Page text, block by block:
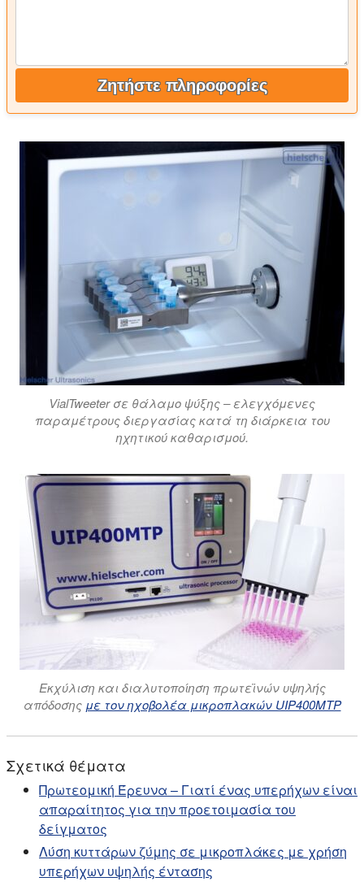
Ζητήστε πληροφορίες
VialTweeter σε θάλαμο ψύξης – ελεγχόμενες
παραμέτρους διεργασίας κατά τη διάρκεια του
ηχητικού καθαρισμού.
Εκχύλιση και διαλυτοποίηση πρωτεϊνών υψηλής
απόδοσης με τον ηχοβολέα μικροπλακών UIP400MTP
Σχετικά θέματα
Πρωτεομική Έρευνα – Γιατί ένας υπερήχων είναι
απαραίτητος για την προετοιμασία του
δείγματος
Λύση κυττάρων ζύμης σε μικροπλάκες με χρήση
υπερήχων υψηλής έντασης